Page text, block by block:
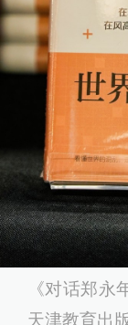
《对话郑永
天津教育出